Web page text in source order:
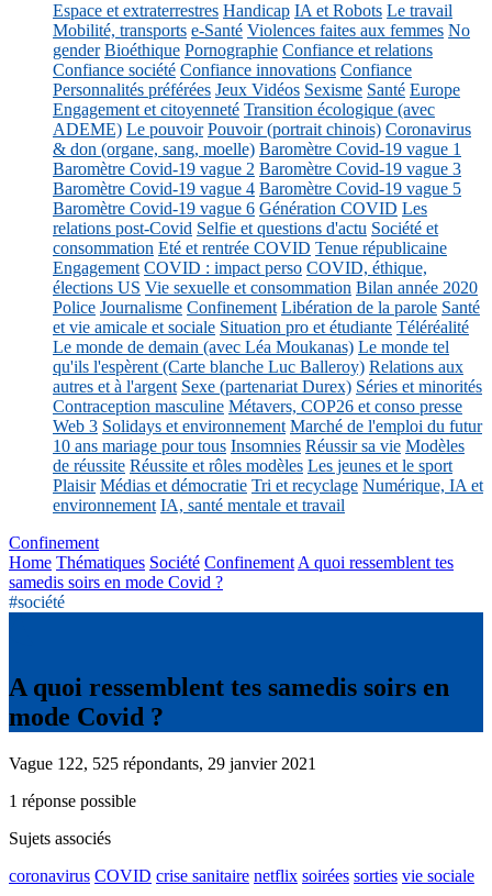
Espace et extraterrestres Handicap IA et Robots Le travail
Mobilité, transports e-Santé Violences faites aux femmes No
gender Bioéthique Pornographie Confiance et relations
Confiance société Confiance innovations Confiance
Personnalités préférées Jeux Vidéos Sexisme Santé Europe
Engagement et citoyenneté Transition écologique (avec
ADEME) Le pouvoir Pouvoir (portrait chinois) Coronavirus
& don (organe, sang, moelle) Baromètre Covid-19 vague 1
Baromètre Covid-19 vague 2 Baromètre Covid-19 vague 3
Baromètre Covid-19 vague 4 Baromètre Covid-19 vague 5
Baromètre Covid-19 vague 6 Génération COVID Les
relations post-Covid Selfie et questions d'actu Société et
consommation Eté et rentrée COVID Tenue républicaine
Engagement COVID : impact perso COVID, éthique,
élections US Vie sexuelle et consommation Bilan année 2020
Police Journalisme Confinement Libération de la parole Santé
et vie amicale et sociale Situation pro et étudiante Téléréalité
Le monde de demain (avec Léa Moukanas) Le monde tel
qu'ils l'espèrent (Carte blanche Luc Balleroy) Relations aux
autres et à l'argent Sexe (partenariat Durex) Séries et minorités
Contraception masculine Métavers, COP26 et conso presse
Web 3 Solidays et environnement Marché de l'emploi du futur
10 ans mariage pour tous Insomnies Réussir sa vie Modèles
de réussite Réussite et rôles modèles Les jeunes et le sport
Plaisir Médias et démocratie Tri et recyclage Numérique, IA et
environnement IA, santé mentale et travail
Confinement
Home Thématiques Société Confinement A quoi ressemblent tes
samedis soirs en mode Covid ?
#société
A quoi ressemblent tes samedis soirs en
mode Covid ?
Vague 122, 525 répondants, 29 janvier 2021
1 réponse possible
Sujets associés
coronavirus COVID crise sanitaire netflix soirées sorties vie sociale